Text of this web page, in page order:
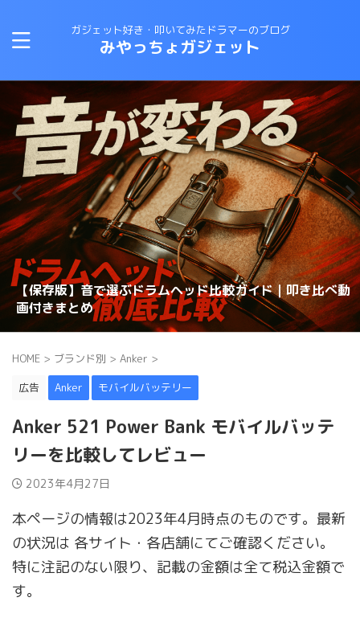
ガジェット好き・叩いてみたドラマーのブログ
みやっちょガジェット
CANOPUSスネアワイヤーの選び方と比較｜カノウプスス
ナッピーを動画で解説
【保存版】音で選ぶドラムヘッド比較ガイド｜叩き比べ動
画付きまとめ
理想のスネアサウンドを手に入れろ！スナッピーの選び方
変拍子のドラム曲に最適なテキスト・教則本はコレしかな
い！
ロックドラマーがジャズドラムに挑戦する方法！おすすめ
の教則本は？？
【スネアチューニング】スネアヘッド交換で音が変わるの
か？？
【スネアチューニング】裏側にこだわる〜スナッピーで音
が変わるのか？実験してみた
【ドラム演奏してみた】ブルースドラムの練習に最適なテ
キストは？？
スネアドラムの選び方 〜ラディック・メタル編〜
恋するフォーチュンクッキーのドラムを叩いてみた 練習
方法
HOME > ブランド別 > Anker >
広告
Anker モバイルバッテリー
Anker 521 Power Bank モバイルバッテ
リーを比較してレビュー
2023年4月27日
本ページの情報は2023年4月時点のものです。最新
の状況は 各サイト・各店舗にてご確認ください。
特に注記のない限り、記載の金額は全て税込金額で
す。